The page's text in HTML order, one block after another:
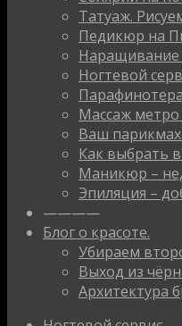
Татуаж.
Педикюр на
Наращивание
Ногтевой
Массаж
Ваш
Как выбрать
Маникюр –
Эпиляция –
————
Блог о красоте.
Убираем
Выход из
Архитектура